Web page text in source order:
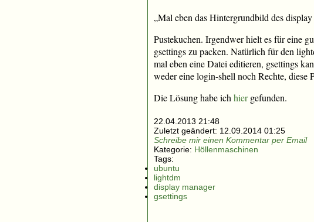
„Mal eben das Hintergrundbild des
Pustekuchen. Irgendwer hielt es für eine
gsettings zu packen. Natürlich für den
mal eben eine Datei editieren, gsettings
weder eine login-shell noch Rechte, diese
Die Lösung habe ich hiergefunden.
22.04.2013 21:48
Zuletzt geändert: 12.09.2014 01:25
Schreibe mir einen Kommentar per Email
Kategorie: Höllenmaschinen
Tags:
ubuntu
lightdm
display manager
gsettings